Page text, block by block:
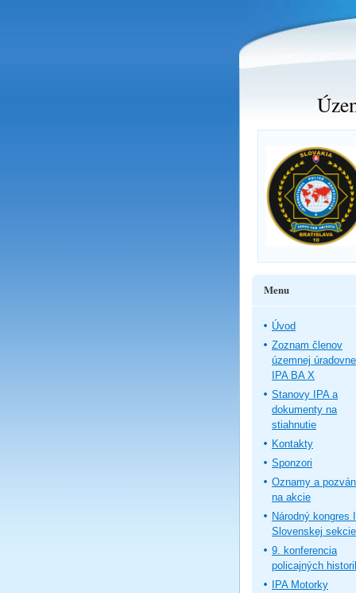
Menu
Úvod
Zoznam členov
územnej úradovne
IPA BA X
Stanovy IPA a
dokumenty na
stiahnutie
Kontakty
Sponzori
Oznamy a
na akcie
Národný kongres
Slovenskej sekcie
9. konferencia
policajných
IPA Motorky